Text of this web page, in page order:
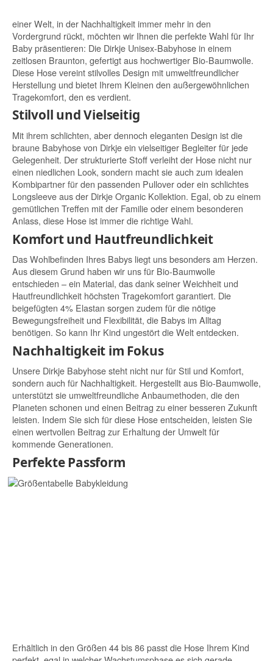
einer Welt, in der Nachhaltigkeit immer mehr in den
Vordergrund rückt, möchten wir Ihnen die perfekte Wahl für Ihr
Baby präsentieren: Die Dirkje Unisex-Babyhose in einem
zeitlosen Braunton, gefertigt aus hochwertiger Bio-Baumwolle.
Diese Hose vereint stilvolles Design mit umweltfreundlicher
Herstellung und bietet Ihrem Kleinen den außergewöhnlichen
Tragekomfort, den es verdient.
Stilvoll und Vielseitig
Mit ihrem schlichten, aber dennoch eleganten Design ist die
braune Babyhose von Dirkje ein vielseitiger Begleiter für jede
Gelegenheit. Der strukturierte Stoff verleiht der Hose nicht nur
einen niedlichen Look, sondern macht sie auch zum idealen
Kombipartner für den passenden Pullover oder ein schlichtes
Longsleeve aus der Dirkje Organic Kollektion. Egal, ob zu einem
gemütlichen Treffen mit der Familie oder einem besonderen
Anlass, diese Hose ist immer die richtige Wahl.
Komfort und Hautfreundlichkeit
Das Wohlbefinden Ihres Babys liegt uns besonders am Herzen.
Aus diesem Grund haben wir uns für Bio-Baumwolle
entschieden – ein Material, das dank seiner Weichheit und
Hautfreundlichkeit höchsten Tragekomfort garantiert. Die
beigefügten 4% Elastan sorgen zudem für die nötige
Bewegungsfreiheit und Flexibilität, die Babys im Alltag
benötigen. So kann Ihr Kind ungestört die Welt entdecken.
Nachhaltigkeit im Fokus
Unsere Dirkje Babyhose steht nicht nur für Stil und Komfort,
sondern auch für Nachhaltigkeit. Hergestellt aus Bio-Baumwolle,
unterstützt sie umweltfreundliche Anbaumethoden, die den
Planeten schonen und einen Beitrag zu einer besseren Zukunft
leisten. Indem Sie sich für diese Hose entscheiden, leisten Sie
einen wertvollen Beitrag zur Erhaltung der Umwelt für
kommende Generationen.
Perfekte Passform
Erhältlich in den Größen 44 bis 86 passt die Hose Ihrem Kind